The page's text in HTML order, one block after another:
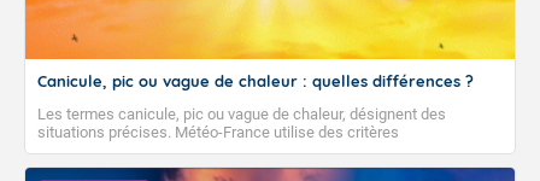
Canicule, pic ou vague de chaleur : quelles différences ?
Les termes canicule, pic ou vague de chaleur, désignent des
situations précises. Météo-France utilise des critères
climatologiques pour évaluer et qualifier les épisodes de chaleur qui
peuvent avoir des impacts sanitaires et socio-économiques